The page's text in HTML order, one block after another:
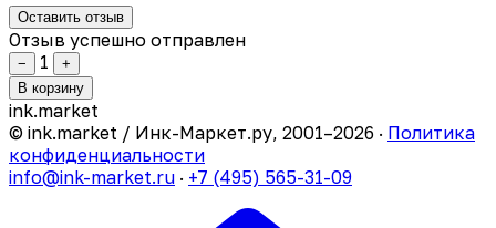
Оставить отзыв
Отзыв успешно отправлен
− 1
+
В корзину
ink.market
© ink.market / Инк-Маркет.ру, 2001–2026 · Политика
конфиденциальности
info@ink-market.ru · +7 (495) 565-31-09